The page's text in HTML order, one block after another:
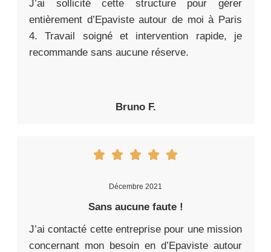
J’ai sollicité cette structure pour gérer
entièrement d’Epaviste autour de moi à Paris
4. Travail soigné et intervention rapide, je
recommande sans aucune réserve.
Bruno F.
Décembre 2021
Sans aucune faute !
J’ai contacté cette entreprise pour une mission
concernant mon besoin en d’Epaviste autour